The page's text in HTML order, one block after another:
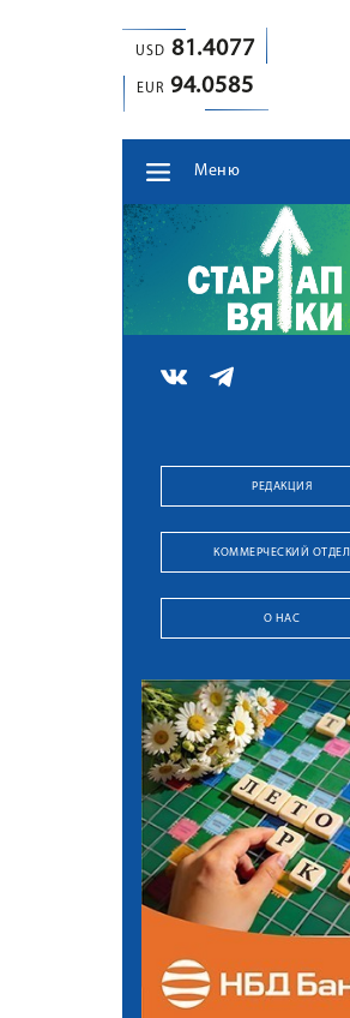
USD 81.4077
EUR 94.0585
Меню
РЕДАКЦИЯ
КОММЕРЧЕСКИЙ ОТДЕЛ
О НАС